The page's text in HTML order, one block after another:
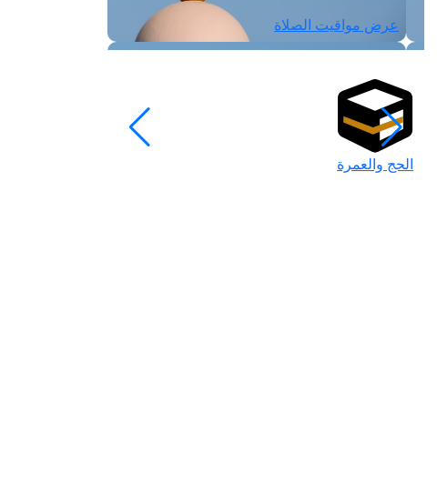
عرض مواقيت الصلاة
الحج والعمرة